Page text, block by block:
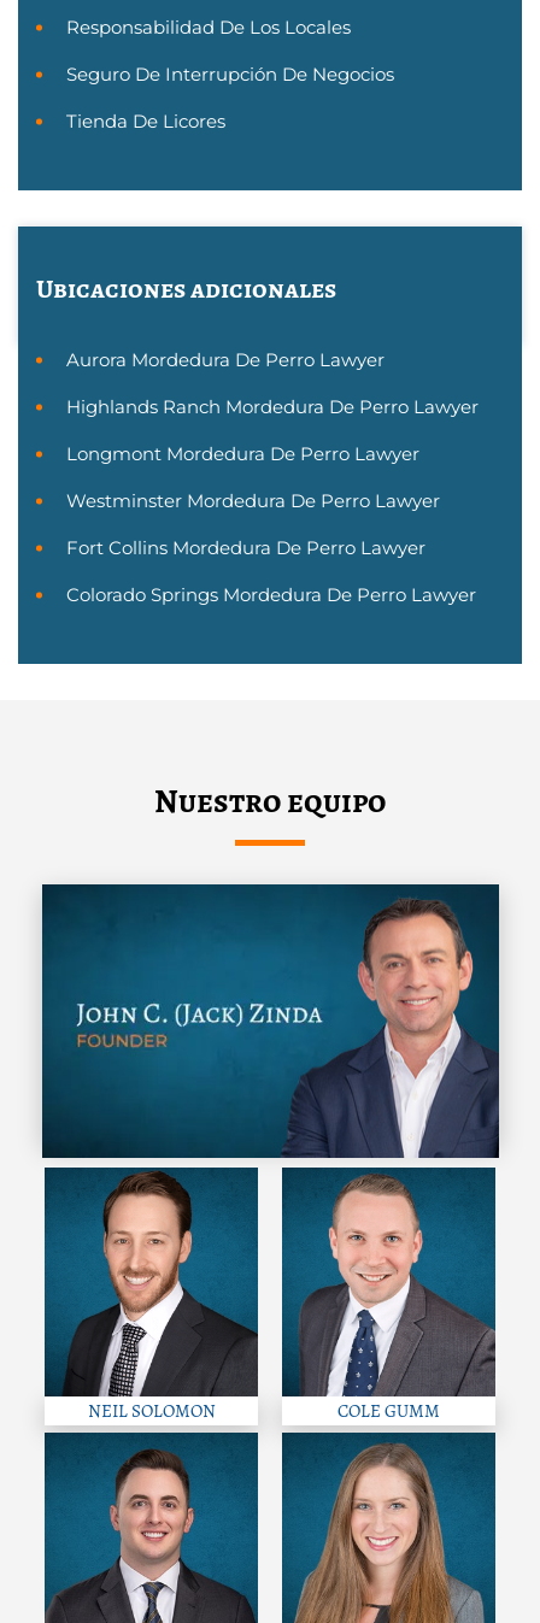
Responsabilidad De Los Locales
Seguro De Interrupción De Negocios
Tienda De Licores
Ubicaciones adicionales
Aurora Mordedura De Perro Lawyer
Highlands Ranch Mordedura De Perro Lawyer
Longmont Mordedura De Perro Lawyer
Westminster Mordedura De Perro Lawyer
Fort Collins Mordedura De Perro Lawyer
Colorado Springs Mordedura De Perro Lawyer
Nuestro equipo
NEIL SOLOMON COLE GUMM